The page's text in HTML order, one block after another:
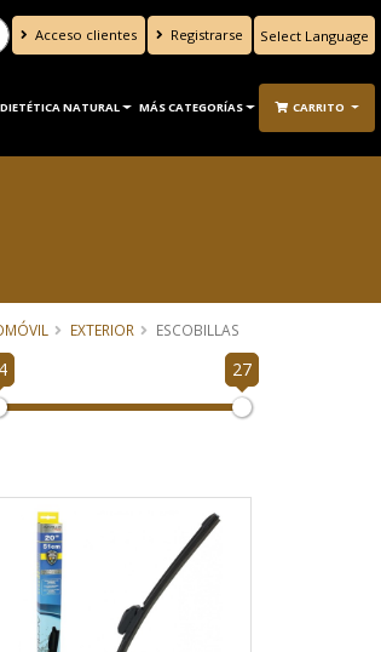
Acceso clientes Registrarse
Translate
DIETÉTICA NATURAL MÁS CATEGORÍAS CARRITO
EXTERIOR ESCOBILLAS
27